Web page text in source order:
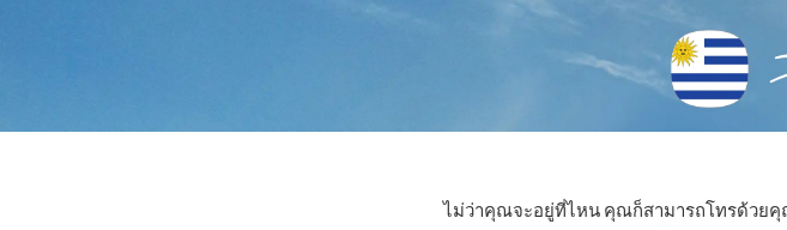
ไม่ว่าคุณจะอยู่ที่ไหน คุณก็สามารถโทรด้วยคุ